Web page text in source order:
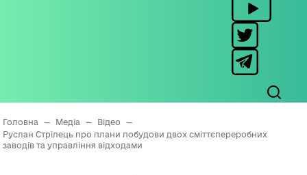
Головна — Медіа — Відео
—
Руслан Стрілець про плани побудови двох сміттєпереробних
заводів та управління відходами